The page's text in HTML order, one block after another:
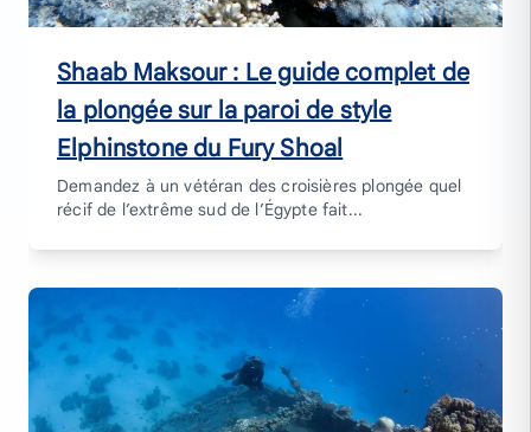
Shaab Maksour : Le guide complet de
la plongée sur la paroi de style
Elphinstone du Fury Shoal
Demandez à un vétéran des croisières plongée quel
récif de l’extrême sud de l’Égypte fait...